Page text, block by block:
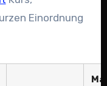
Einordnung